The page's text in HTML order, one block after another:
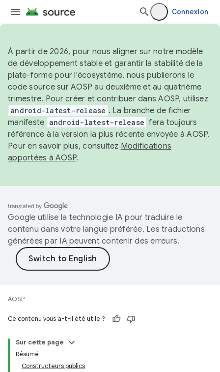
Connexion
À partir de 2026, pour nous aligner sur notre modèle
de développement stable et garantir la stabilité de la
plate-forme pour l'écosystème, nous publierons le
code source sur AOSP au deuxième et au quatrième
trimestre. Pour créer et contribuer dans AOSP, utilisez
android-latest-release . La branche de fichier
manifeste android-latest-release fera toujours
référence à la version la plus récente envoyée à AOSP.
Pour en savoir plus, consultez Modifications
apportées à AOSP.
Google utilise la technologie IA pour traduire le
contenu dans votre langue préférée. Les traductions
générées par IA peuvent contenir des erreurs.
AOSP
Ce contenu vous a-t-il été utile ?
Sur cette page
Résumé
Constructeurs publics